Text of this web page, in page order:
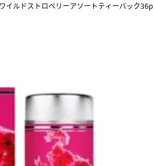
イルドストロベリーアソートティーバック36p